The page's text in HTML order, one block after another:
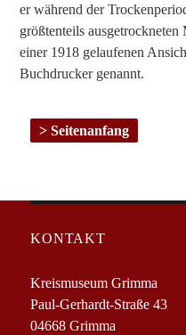
er während der
größtenteils
einer 1918 gelaufenen
Buchdrucker genannt.
Seitenanfang
KONTAKT
Kreismuseum Grimma
Paul-Gerhardt-Straße 43
04668 Grimma